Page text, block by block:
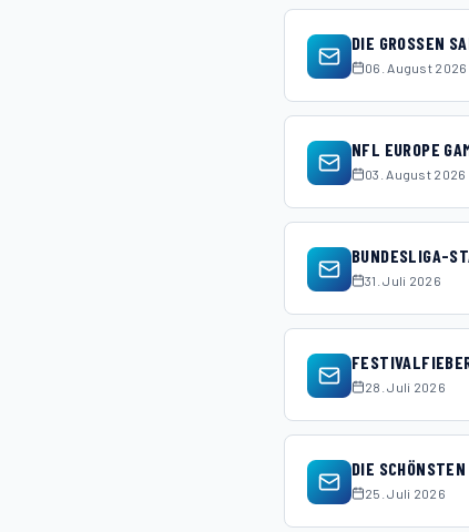
DIE GROSSEN
06. August 2026
NFL EUROPE
03. August 2026
BUNDESLIGA-
31. Juli 2026
28. Juli 2026
DIE
25. Juli 2026